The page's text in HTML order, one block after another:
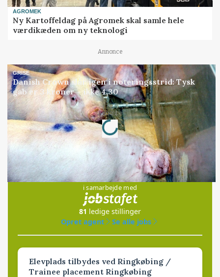
AGROMEK
Ny Kartoffeldag på Agromek skal samle hele
værdikæden om ny teknologi
Annonce
GRISE
Danish Crown slår igen i noteringsstrid: Tysk
gab er 3 kroner – ikke 4,30
Annonce
Loading...
Jobs
i samarbejde med
81 ledige stillinger
Opret agent
Se alle jobs
Elevplads tilbydes ved Ringkøbing /
Trainee placement Ringkøbing